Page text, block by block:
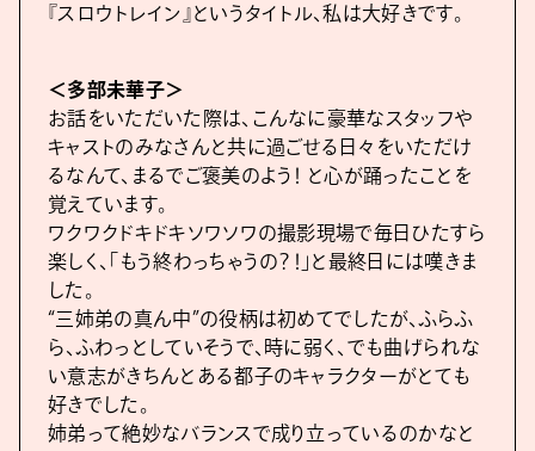
『スロウトレイン』というタイトル、私は大好きです。
＜多部未華子＞
お話をいただいた際は、こんなに豪華なスタッフや
キャストのみなさんと共に過ごせる日々をいただけ
るなんて、まるでご褒美のよう！ と心が踊ったことを
覚えています。
ワクワクドキドキソワソワの撮影現場で毎日ひたすら
楽しく、「もう終わっちゃうの？！」と最終日には嘆きま
した。
“三姉弟の真ん中”の役柄は初めてでしたが、ふらふ
ら、ふわっとしていそうで、時に弱く、でも曲げられな
い意志がきちんとある都子のキャラクターがとても
好きでした。
姉弟って絶妙なバランスで成り立っているのかなと